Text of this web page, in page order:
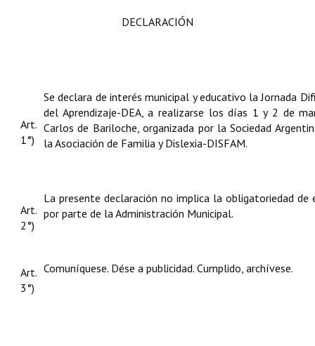
DECLARACIÓN
Art.
1°)
Se declara de interés municipal y educativo la Jornada
del Aprendizaje-DEA, a realizarse los días 1 y 2 de
Carlos de Bariloche, organizada por la Sociedad
la Asociación de Familia y Dislexia-DISFAM.
Art.
2°)
La presente declaración no implica la obligatoriedad de
por parte de la Administración Municipal.
Art.
3°)
Comuníquese. Dése a publicidad. Cumplido, archívese.